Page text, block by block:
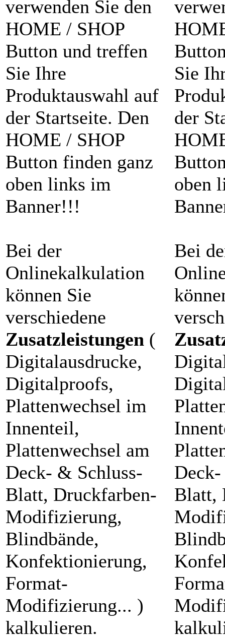
verwenden Sie den
HOME / SHOP
Button und treffen
Sie Ihre
Produktauswahl auf
der Startseite. Den
HOME / SHOP
Button finden ganz
oben links im
Banner!!!
Bei der
Onlinekalkulation
können Sie
verschiedene
Zusatzleistungen (
Digitalausdrucke,
Digitalproofs,
Plattenwechsel im
Innenteil,
Plattenwechsel am
Deck- & Schluss-
Blatt, Druckfarben-
Modifizierung,
Blindbände,
Konfektionierung,
Format-
Modifizierung... )
kalkulieren.
Sie
der
oben
Bei
Blatt,